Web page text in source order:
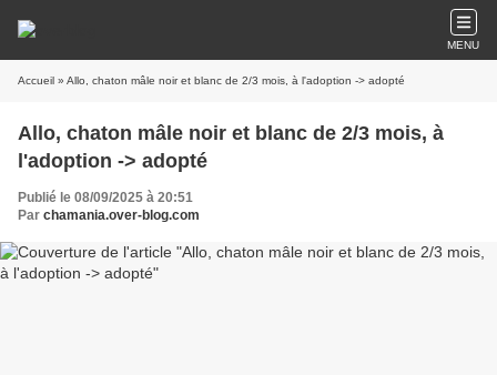
MENU
Accueil » Allo, chaton mâle noir et blanc de 2/3 mois, à l'adoption -> adopté
Allo, chaton mâle noir et blanc de 2/3 mois, à
l'adoption -> adopté
Publié le 08/09/2025 à 20:51
Par chamania.over-blog.com